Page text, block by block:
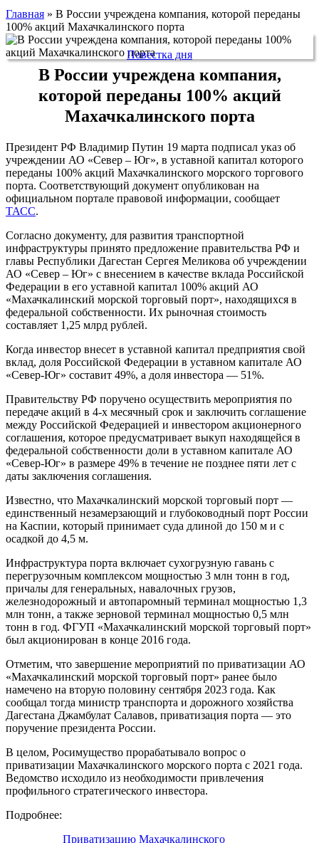
Главная » В России учреждена компания, которой переданы
100% акций Махачкалинского порта
Повестка дня
В России учреждена компания,
которой переданы 100% акций
Махачкалинского порта
Президент РФ Владимир Путин 19 марта подписал указ об
учреждении АО «Север – Юг», в уставной капитал которого
переданы 100% акций Махачкалинского морского торгового
порта. Соответствующий документ опубликован на
официальном портале правовой информации, сообщает
ТАСС.
Согласно документу, для развития транспортной
инфраструктуры принято предложение правительства РФ и
главы Республики Дагестан Сергея Меликова об учреждении
АО «Север – Юг» с внесением в качестве вклада Российской
Федерации в его уставной капитал 100% акций АО
«Махачкалинский морской торговый порт», находящихся в
федеральной собственности. Их рыночная стоимость
составляет 1,25 млрд рублей.
Когда инвестор внесет в уставной капитал предприятия свой
вклад, доля Российской Федерации в уставном капитале АО
«Север-Юг» составит 49%, а доля инвестора — 51%.
Правительству РФ поручено осуществить мероприятия по
передаче акций в 4-х месячный срок и заключить соглашение
между Российской Федерацией и инвестором акционерного
соглашения, которое предусматривает выкуп находящейся в
федеральной собственности доли в уставном капитале АО
«Север-Юг» в размере 49% в течение не позднее пяти лет с
даты заключения соглашения.
Известно, что Махачкалинский морской торговый порт —
единственный незамерзающий и глубоководный порт России
на Каспии, который принимает суда длиной до 150 м и с
осадкой до 4,5 м.
Инфраструктура порта включает сухогрузную гавань с
перегрузочным комплексом мощностью 3 млн тонн в год,
причалы для генеральных, навалочных грузов,
железнодорожный и автопаромный терминал мощностью 1,3
млн тонн, а также зерновой терминал мощностью 0,5 млн
тонн в год. ФГУП «Махачкалинский морской торговый порт»
был акционирован в конце 2016 года.
Отметим, что завершение мероприятий по приватизации АО
«Махачкалинский морской торговый порт» ранее было
намечено на вторую половину сентября 2023 года. Как
сообщал тогда министр транспорта и дорожного хозяйства
Дагестана Джамбулат Салавов, приватизация порта — это
поручение президента России.
В целом, Росимущество прорабатывало вопрос о
приватизации Махачкалинского морского порта с 2021 года.
Ведомство исходило из необходимости привлечения
профильного стратегического инвестора.
Подробнее:
Приватизацию Махачкалинского